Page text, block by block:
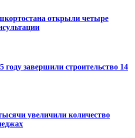
открыли четыре
году завершили строительство 14
увеличили количество